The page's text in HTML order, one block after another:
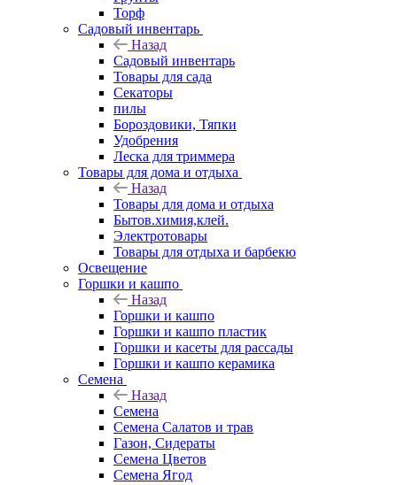
Торф
Садовый инвентарь
Назад
Садовый инвентарь
Товары для сада
Секаторы
пилы
Бороздовики, Тяпки
Удобрения
Леска для триммера
Товары для дома и отдыха
Назад
Товары для дома и отдыха
Бытов.химия,клей.
Электротовары
Товары для отдыха и барбекю
Освещение
Горшки и кашпо
Назад
Горшки и кашпо
Горшки и кашпо пластик
Горшки и касеты для рассады
Горшки и кашпо керамика
Семена
Назад
Семена
Семена Салатов и трав
Газон, Сидераты
Семена Цветов
Семена Ягод